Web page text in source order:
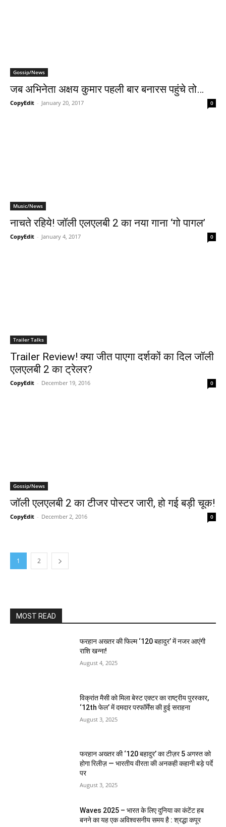
Gossip/News
जब अभिनेता अक्षय कुमार पहली बार बनारस पहुंचे तो…
CopyEdit - January 20, 2017 0
Music/News
नाचते रहिये! जॉली एलएलबी 2 का नया गाना ‘गो पागल’
CopyEdit - January 4, 2017 0
Trailer Talks
Trailer Review! क्‍या जीत पाएगा दर्शकों का दिल जॉली
एलएलबी 2 का ट्रेलर?
CopyEdit - December 19, 2016 0
Gossip/News
जॉली एलएलबी 2 का टीजर पोस्‍टर जारी, हो गई बड़ी चूक!
CopyEdit - December 2, 2016 0
1 2
MOST READ
फरहान अख्तर की फिल्म ‘120 बहादुर’ में नजर आएंगी
राशि खन्ना!
August 4, 2025
विक्रांत मैसी को मिला बेस्ट एक्टर का राष्ट्रीय पुरस्कार,
‘12th फेल’ में दमदार परफॉर्मेंस की हुई सराहना
August 3, 2025
फरहान अख्तर की ‘120 बहादुर’ का टीज़र 5 अगस्त को
होगा रिलीज़ — भारतीय वीरता की अनकही कहानी बड़े पर्दे
पर
August 3, 2025
Waves 2025 – भारत के लिए दुनिया का कंटेंट हब
बनने का यह एक अविश्वसनीय समय है : श्रद्धा कपूर